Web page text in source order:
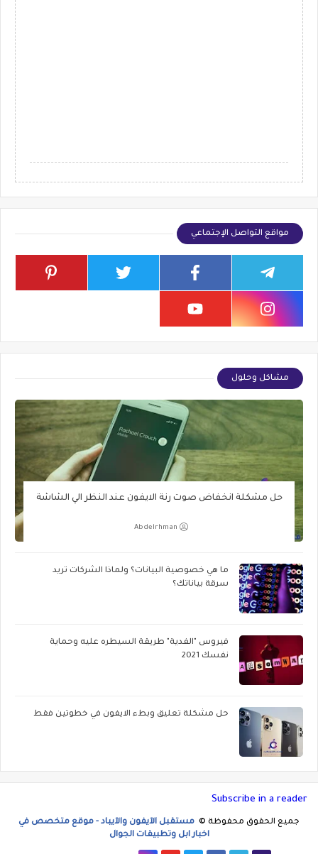
مواقع التواصل الإجتماعي
مشاكل وحلول
حل مشكلة انخفاض صوت رنة الايفون عند النظر الي الشاشة
Abdelrhman
ما هي خصوصية البيانات؟ ولماذا الشركات تريد
سرقة بياناتك؟
فيروس "الفدية" طريقة السيطره عليه وحماية
نفسك 2021
حل مشكلة تعليق وبطء الايفون في خطوتين فقط
Subscribe in a reader
جميع الحقوق محفوظة © مستقبل الآيفون والآيباد - موقع متخصص في
اخبار ابل وتطبيقات الجوال